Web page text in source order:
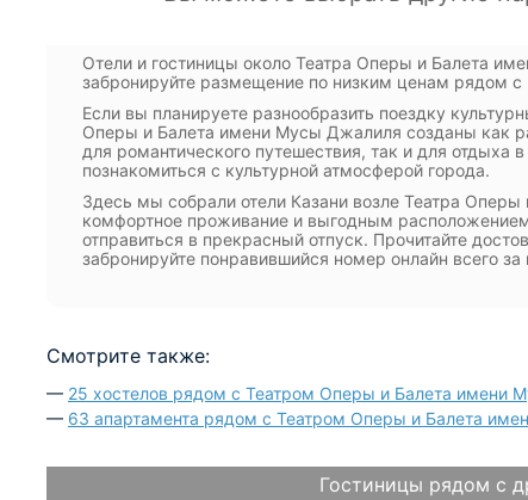
Отели и гостиницы около Театра Оперы и Балета
забронируйте размещение по низким ценам рядом
Если вы планируете разнообразить поездку
Оперы и Балета имени Мусы Джалиля созданы как
для романтического путешествия, так и для отдыха
познакомиться с культурной атмосферой города.
Здесь мы собрали отели Казани возле Театра
комфортное проживание и выгодным
отправиться в прекрасный отпуск. Прочитайте
забронируйте понравившийся номер онлайн всего за
Смотрите также:
— 25 хостелов рядом с Театром Оперы и Балета имени
— 63 апартамента рядом с Театром Оперы и Балета
Гостиницы рядом с